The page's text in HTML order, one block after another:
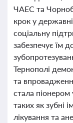
ЧАЕС та
крок у
соціальну
забезпечує їм
Тернополі
та
стала піонером
таких як зубні
лікування та